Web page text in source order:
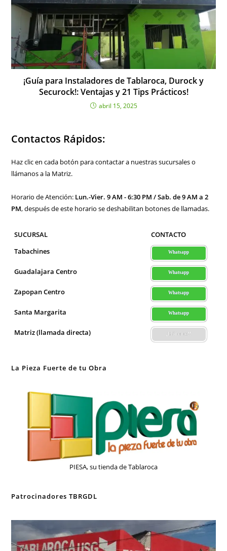
¡Guía para Instaladores de Tablaroca, Durock y
Securock!: Ventajas y 21 Tips Prácticos!
abril 15, 2025
Contactos Rápidos:
Haz clic en cada botón para contactar a nuestras sucursales o
llámanos a la Matriz.
Horario de Atención: Lun.-Vier. 9 AM - 6:30 PM / Sab. de 9 AM a 2
PM, después de este horario se deshabilitan botones de llamadas.
SUCURSAL
CONTACTO
Tabachines
Whatsapp
Guadalajara Centro Whatsapp
Zapopan Centro Whatsapp
Santa Margarita Whatsapp
Matriz (llamada directa) ¡Llámenos!!
La Pieza Fuerte de tu Obra
PIESA, su tienda de Tablaroca
Patrocinadores TBRGDL